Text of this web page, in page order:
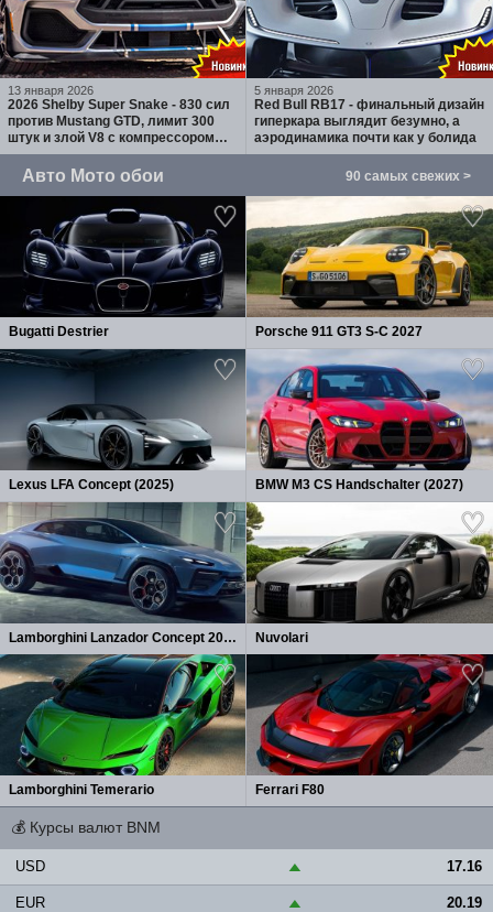
13 января 2026
2026 Shelby Super Snake - 830 сил
против Mustang GTD, лимит 300
штук и злой V8 с компрессором
Whipple
5 января 2026
Red Bull RB17 - финальный дизайн
гиперкара выглядит безумно, а
аэродинамика почти как у болида
Авто Мото обои 90 самых свежих >
Bugatti Destrier Porsche 911 GT3 S-C 2027
Lexus LFA Concept (2025) BMW M3 CS Handschalter (2027)
Lamborghini Lanzador Concept 2026 Nuvolari
Lamborghini Temerario Ferrari F80
💰 Курсы валют BNM
USD ▲ 17.16
EUR ▲ 20.19